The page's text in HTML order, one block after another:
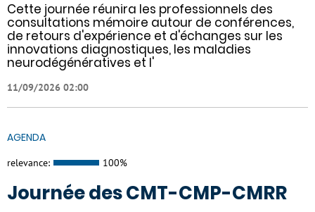
Cette journée réunira les professionnels des
consultations mémoire autour de conférences,
de retours d'expérience et d'échanges sur les
innovations diagnostiques, les maladies
neurodégénératives et l'
11/09/2026 02:00
AGENDA
relevance: 100%
Journée des CMT-CMP-CMRR